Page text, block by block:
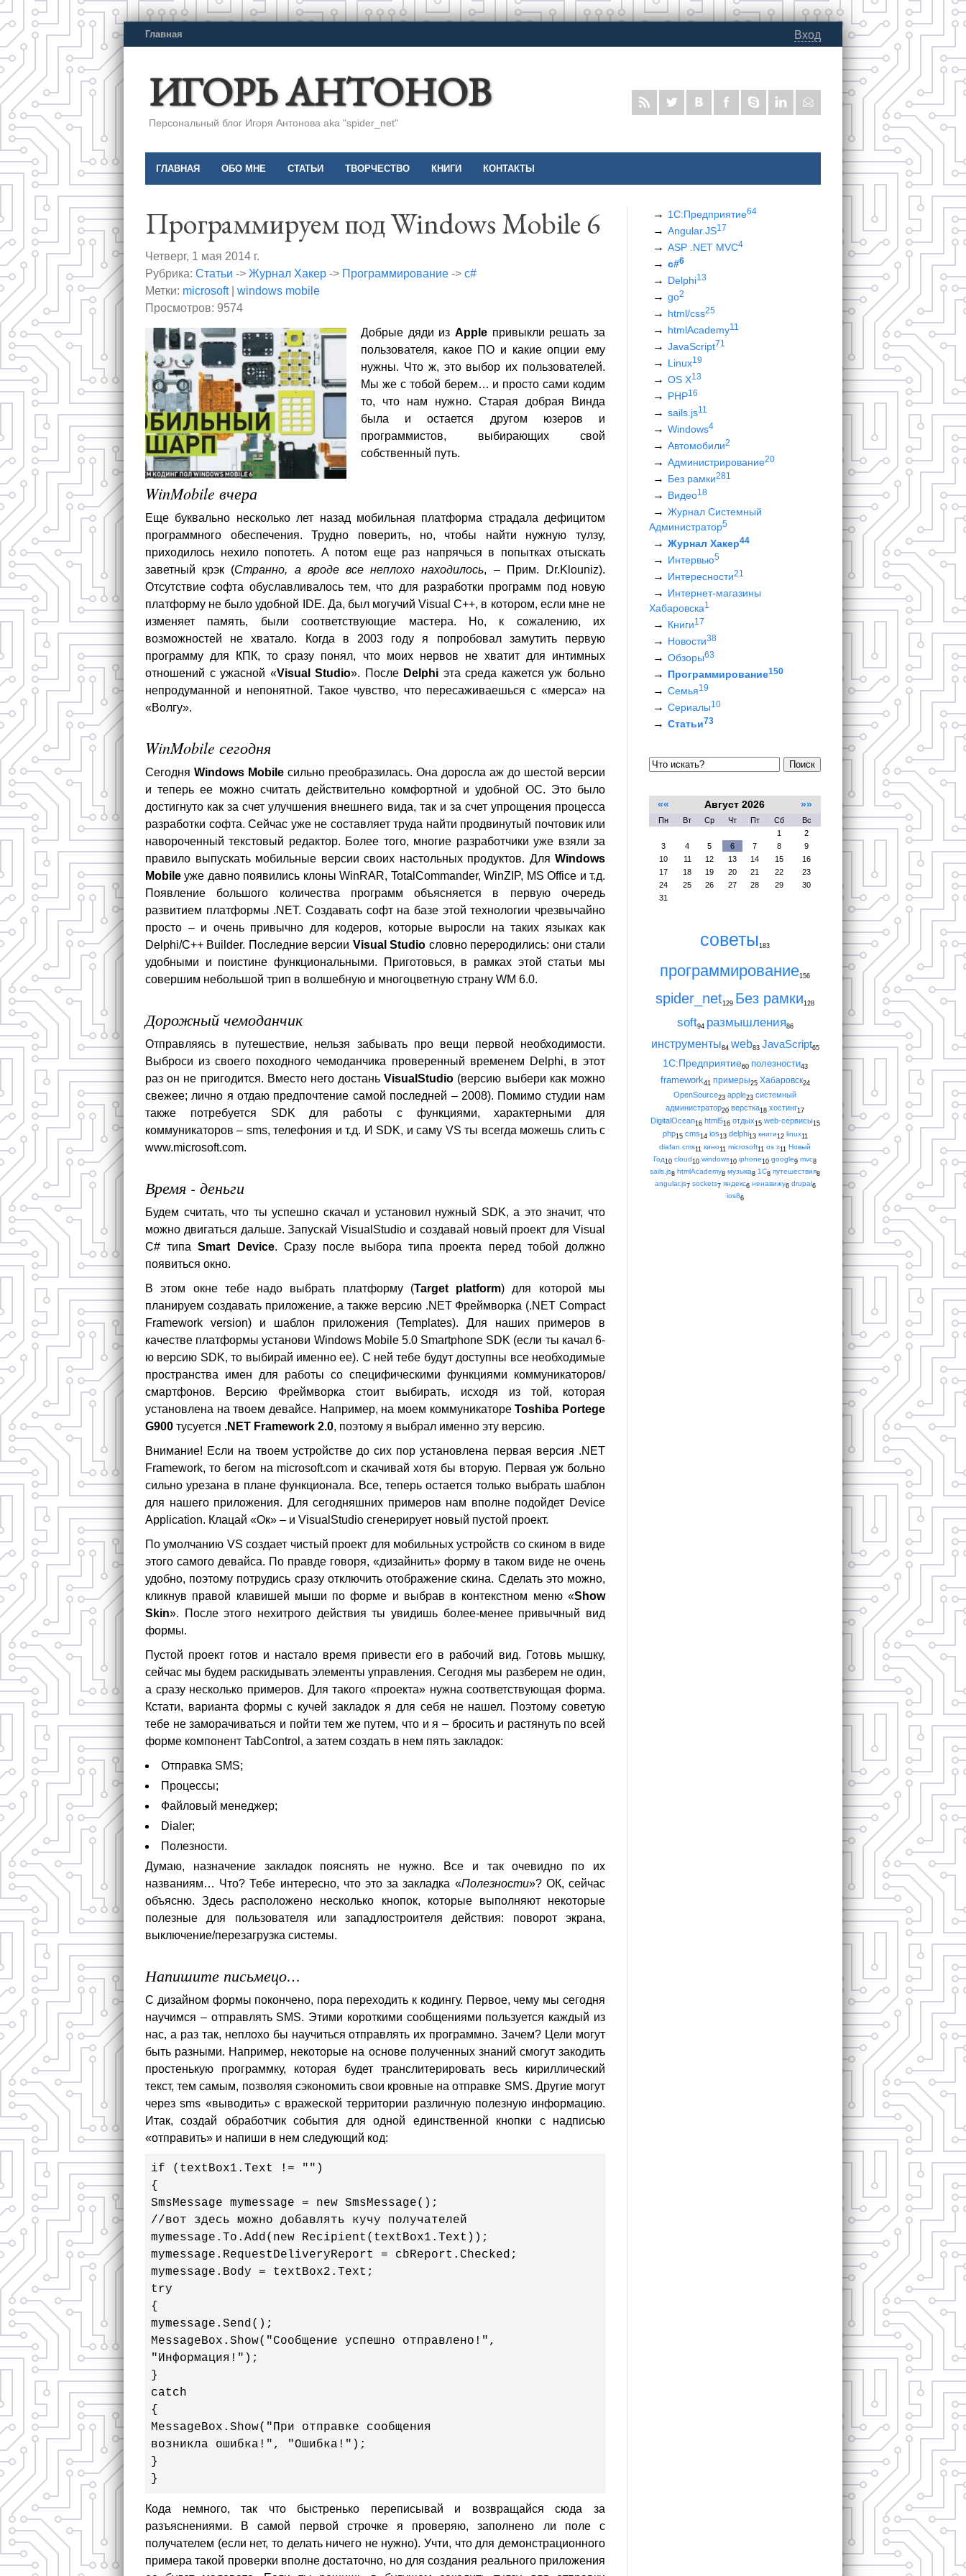
Главная Вход
ИГОРЬ АНТОНОВ
Персональный блог Игоря Антонова aka "spider_net"
ГЛАВНАЯ ОБО МНЕ СТАТЬИ ТВОРЧЕСТВО КНИГИ КОНТАКТЫ
Программируем под Windows Mobile 6
Четверг, 1 мая 2014 г.
Рубрика: Статьи -> Журнал Хакер -> Программирование -> c#
Метки: microsoft| windows mobile
Просмотров: 9574
Добрые дяди из Apple привыкли решать за
пользователя, какое ПО и какие опции ему
нужны. Что ж, это выбор их пользователей.
Мы же с тобой берем… и просто сами кодим
то, что нам нужно. Старая добрая Винда
была и остается другом юзеров и
программистов, выбирающих свой
собственный путь.
WinMobile вчера
Еще буквально несколько лет назад мобильная платформа страдала дефицитом
программного обеспечения. Трудно поверить, но, чтобы найти нужную тулзу,
приходилось нехило попотеть. А потом еще раз напрячься в попытках отыскать
заветный крэк (Странно, а вроде все неплохо находилось, – Прим. Dr.Klouniz).
Отсутствие софта обуславливалось тем, что для разработки программ под новую
платформу не было удобной IDE. Да, был могучий Visual C++, в котором, если мне не
изменяет память, были соответствующие мастера. Но, к сожалению, их
возможностей не хватало. Когда в 2003 году я попробовал замутить первую
программу для КПК, то сразу понял, что моих нервов не хватит для интимных
отношений с ужасной «Visual Studio». После Delphi эта среда кажется уж больно
непродуманной и непонятной. Такое чувство, что пересаживаешься с «мерса» на
«Волгу».
WinMobile сегодня
Сегодня Windows Mobile сильно преобразилась. Она доросла аж до шестой версии
и теперь ее можно считать действительно комфортной и удобной ОС. Это было
достигнуто как за счет улучшения внешнего вида, так и за счет упрощения процесса
разработки софта. Сейчас уже не составляет труда найти продвинутый почтовик или
навороченный текстовый редактор. Более того, многие разработчики уже взяли за
правило выпускать мобильные версии своих настольных продуктов. Для Windows
Mobile уже давно появились клоны WinRAR, TotalCommander, WinZIP, MS Office и т.д.
Появление большого количества программ объясняется в первую очередь
развитием платформы .NET. Создавать софт на базе этой технологии чрезвычайно
просто – и очень привычно для кодеров, которые выросли на таких языках как
Delphi/C++ Builder. Последние версии Visual Studio словно переродились: они стали
удобными и поистине функциональными. Приготовься, в рамках этой статьи мы
совершим небольшой трип в волшебную и многоцветную страну WM 6.0.
Дорожный чемоданчик
Отправляясь в путешествие, нельзя забывать про вещи первой необходимости.
Выброси из своего походного чемоданчика проверенный временем Delphi, в этот
раз он не пригодится. Вместо него достаньVisualStudio (версию выбери как можно
свежее; лично я отдаю предпочтение самой последней – 2008). Помимо студии нам
также потребуется SDK для работы с функциями, характерными для
коммуникаторов – sms, телефония и т.д. И SDK, и саму VS ты всегда можешь слить с
www.microsoft.com.
Время - деньги
Будем считать, что ты успешно скачал и установил нужный SDK, а это значит, что
можно двигаться дальше. Запускай VisualStudio и создавай новый проект для Visual
C# типаSmart Device. Сразу после выбора типа проекта перед тобой должно
появиться окно.
В этом окне тебе надо выбрать платформу (Target platform) для которой мы
планируем создавать приложение, а также версию .NET Фреймворка (.NET Compact
Framework version) и шаблон приложения (Templates). Для наших примеров в
качестве платформы установи Windows Mobile 5.0 Smartphone SDK (если ты качал 6-
ю версию SDK, то выбирай именно ее). С ней тебе будут доступны все необходимые
пространства имен для работы со специфическими функциями коммуникаторов/
смартфонов. Версию Фреймворка стоит выбирать, исходя из той, которая
установлена на твоем девайсе. Например, на моем коммуникатореToshiba Portege
G900 тусуется .NET Framework 2.0, поэтому я выбрал именно эту версию.
Внимание! Если на твоем устройстве до сих пор установлена первая версия .NET
Framework, то бегом на microsoft.com и скачивай хотя бы вторую. Первая уж больно
сильно урезана в плане функционала. Все, теперь остается только выбрать шаблон
для нашего приложения. Для сегодняшних примеров нам вполне подойдет Device
Application. Клацай «Ок» – и VisualStudio сгенерирует новый пустой проект.
По умолчанию VS создает чистый проект для мобильных устройств со скином в виде
этого самого девайса. По правде говоря, «дизайнить» форму в таком виде не очень
удобно, поэтому потрудись сразу отключить отображение скина. Сделать это можно,
кликнув правой клавишей мыши по форме и выбрав в контекстном меню «Show
Skin». После этого нехитрого действия ты увидишь более-менее привычный вид
формы.
Пустой проект готов и настало время привести его в рабочий вид. Готовь мышку,
сейчас мы будем раскидывать элементы управления. Сегодня мы разберем не один,
а сразу несколько примеров. Для такого «проекта» нужна соответствующая форма.
Кстати, варианта формы с кучей закладок я для себя не нашел. Поэтому советую
тебе не заморачиваться и пойти тем же путем, что и я – бросить и растянуть по всей
форме компонент TabControl, а затем создать в нем пять закладок:
Отправка SMS;
Процессы;
Файловый менеджер;
Dialer;
Полезности.
Думаю, назначение закладок пояснять не нужно. Все и так очевидно по их
названиям… Что? Тебе интересно, что это за закладка «Полезности»? OК, сейчас
объясню. Здесь расположено несколько кнопок, которые выполняют некоторые
полезные для пользователя или западлостроителя действия: поворот экрана,
выключение/перезагрузка системы.
Напишите письмецо…
С дизайном формы покончено, пора переходить к кодингу. Первое, чему мы сегодня
научимся – отправлять SMS. Этими короткими сообщениями пользуется каждый из
нас, а раз так, неплохо бы научиться отправлять их программно. Зачем? Цели могут
быть разными. Например, некоторые на основе полученных знаний смогут закодить
простенькую программку, которая будет транслитерировать весь кириллический
текст, тем самым, позволяя сэкономить свои кровные на отправке SMS. Другие могут
через sms «выводить» с вражеской территории различную полезную информацию.
Итак, создай обработчик события для одной единственной кнопки с надписью
«отправить» и напиши в нем следующий код:
if (textBox1.Text != "")
{
SmsMessage mymessage = new SmsMessage();
//вот здесь можно добавлять кучу получателей
mymessage.To.Add(new Recipient(textBox1.Text));
mymessage.RequestDeliveryReport = cbReport.Checked;
mymessage.Body = textBox2.Text;
try
{
mymessage.Send();
MessageBox.Show("Сообщение успешно отправлено!",
"Информация!");
}
catch
{
MessageBox.Show("При отправке сообщения
возникла ошибка!", "Ошибка!");
}
}
Кода немного, так что быстренько переписывай и возвращайся сюда за
разъяснениями. В самой первой строчке я проверяю, заполнено ли поле с
получателем (если нет, то делать ничего не нужно). Учти, что для демонстрационного
примера такой проверки вполне достаточно, но для создания реального приложения
1С:Предприятие64
Angular.JS17
ASP .NET MVC4
c#6
Delphi13
go2
html/css25
htmlAcademy11
JavaScript71
Linux19
OS X13
PHP16
sails.js11
Windows4
Автомобили2
Администрирование20
Без рамки281
Видео18
Журнал Системный
Администратор5
Журнал Хакер44
Интервью5
Интересности21
Интернет-магазины
Хабаровска1
Книги17
Новости38
Обзоры63
Программирование150
Семья19
Сериалы10
Статьи73
Поиск
«« Август 2026 »»
Пн Вт Ср Чт Пт Сб
Вс
1
2
3
4 5 6 7 8
9
10
11 12 13 14 15
16
17
18 19 20 21 22
23
24
25 26 27 28 29
30
31
советы183
программирование156
spider_net129 Без рамки128
soft94 размышления86
инструменты84 web83 JavaScript65
1С:Предприятие60 полезности43
framework41 примеры25 Хабаровск24
OpenSource23 apple23 системный
администратор20 верстка18 хостинг17
DigitalOcean16 html516 отдых15 web-сервисы15
php15 cms14 ios13 delphi13 книги12 linux11
diafan.cms11 кино11 microsoft11 os x11 Новый
Год10 cloud10 windows10 iphone10 google9 mvc8
sails.js8 htmlAcademy8 музыка8 1С8 путешествия8
angular.js7 sockets7 яндекс6 ненавижу6 drupal6
ios86